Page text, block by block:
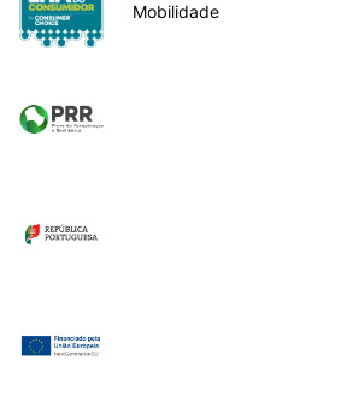
Mobilidade